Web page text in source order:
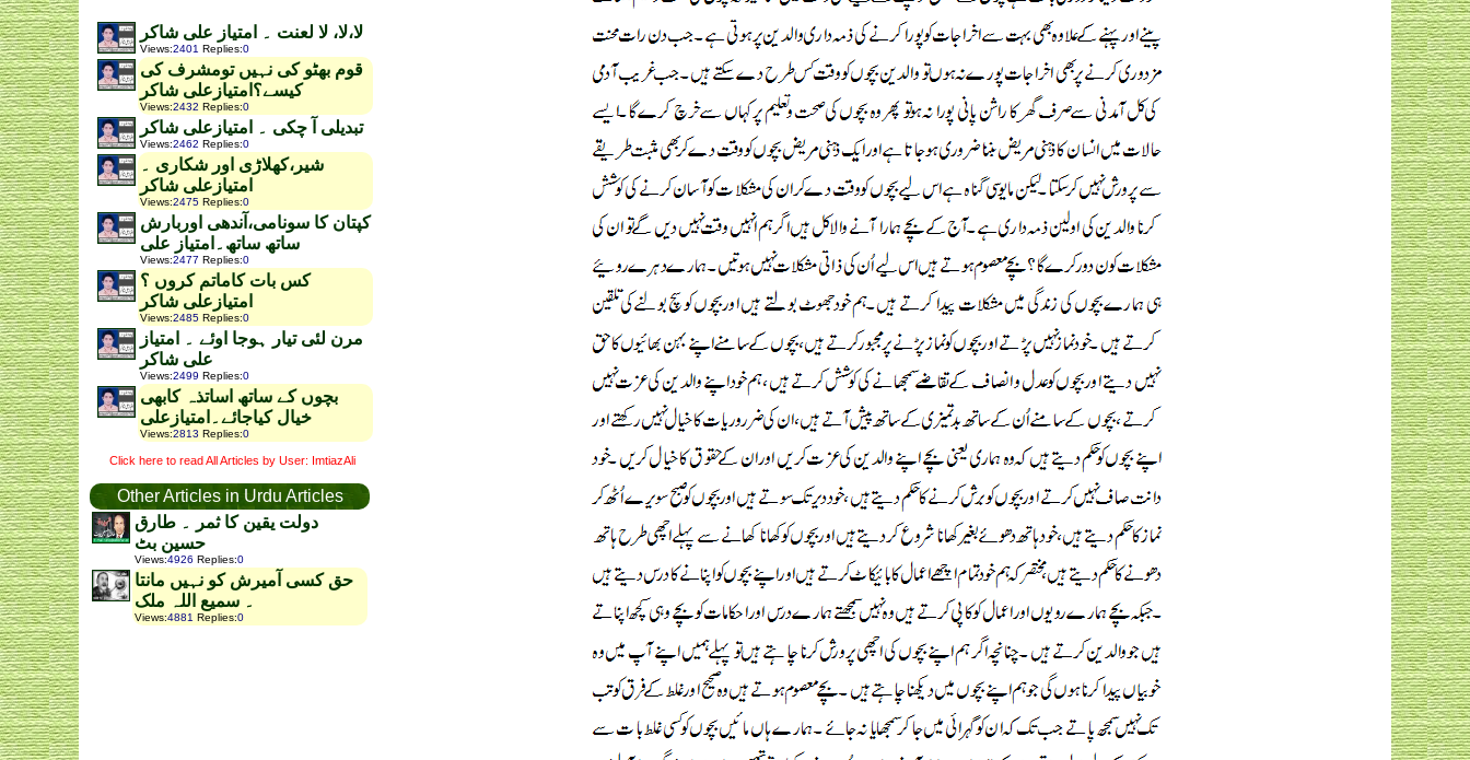
لا،لا، لا لعنت ۔ امتیاز علی شاکر
Views:2401 Replies:0
قوم بھٹو کی نہیں تومشرف کی
کیسے؟امتیازعلی شاکر
Views:2432 Replies:0
تبدیلی آ چکی ۔ امتیازعلی شاکر
Views:2462 Replies:0
شیر،کھلاڑی اور شکاری ۔
امتیازعلی شاکر
Views:2475 Replies:0
کپتان کا سونامی،آندھی اوربارش
ساتھ ساتھ۔امتیاز علی
Views:2477 Replies:0
کس بات کاماتم کروں ؟
امتیازعلی شاکر
Views:2485 Replies:0
مرن لئی تیار ہوجا اوئے ۔ امتیاز
علی شاکر
Views:2499 Replies:0
بچوں کے ساتھ اساتذہ کابھی
خیال کیاجائے۔امتیازعلی
Views:2813 Replies:0
Click here to read All Articles by User: ImtiazAli
Other Articles in Urdu Articles
دولت یقین کا ثمر ۔ طارق
حسین بٹ
Views:4926 Replies:0
حق کسی آمیرش کو نہیں مانتا
۔ سمیع اللہ ملک
Views:4881 Replies:0